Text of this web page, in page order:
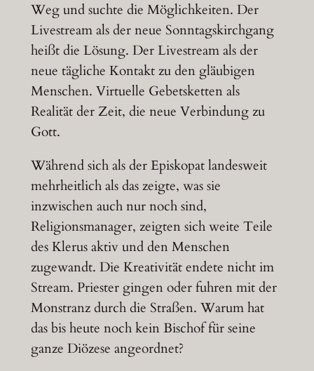
Weg und suchte die Möglichkeiten. Der
Livestream als der neue Sonntagskirchgang
heißt die Lösung. Der Livestream als der
neue tägliche Kontakt zu den gläubigen
Menschen. Virtuelle Gebetsketten als
Realität der Zeit, die neue Verbindung zu
Gott.
Während sich als der Episkopat landesweit
mehrheitlich als das zeigte, was sie
inzwischen auch nur noch sind,
Religionsmanager, zeigten sich weite Teile
des Klerus aktiv und den Menschen
zugewandt. Die Kreativität endete nicht im
Stream. Priester gingen oder fuhren mit der
Monstranz durch die Straßen. Warum hat
das bis heute noch kein Bischof für seine
ganze Diözese angeordnet?